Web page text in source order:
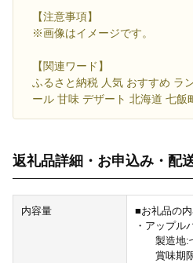
【注意事項】
※画像はイメージです。
【関連ワード】
ふるさと納税 人気 おすすめ ラ
ール 甘味 デザート 北海道 七飯
返礼品詳細・お申込み・配
内容量
■お礼品の
・アップル
製造地:
賞味期限: